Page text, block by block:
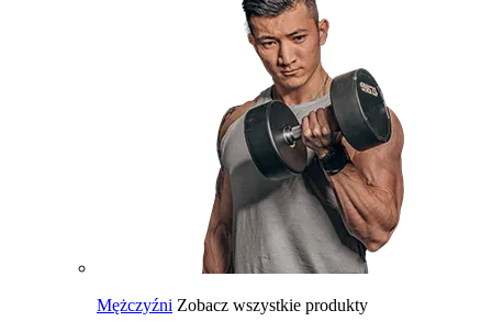
Mężczyźni Zobacz wszystkie produkty